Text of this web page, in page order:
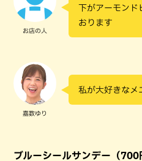
お店の人
下がアーモンド
おります
嘉数ゆり
私が大好きなメ
ブルーシールサンデー（700